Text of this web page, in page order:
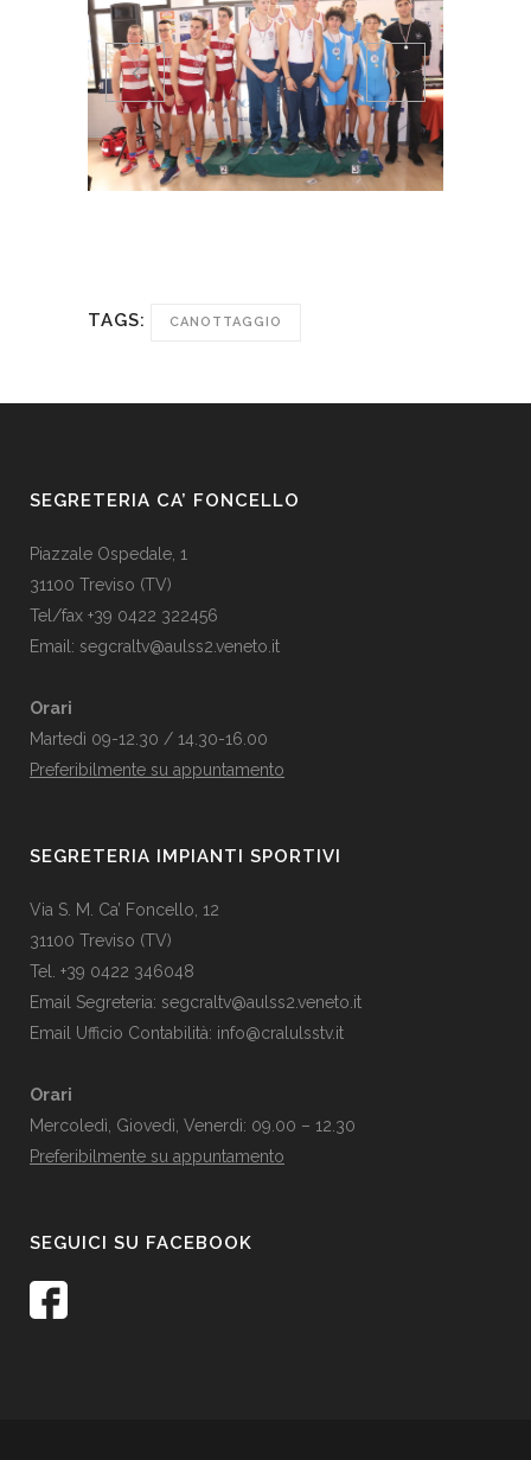
TAGS: CANOTTAGGIO
SEGRETERIA CA’ FONCELLO
Piazzale Ospedale, 1
31100 Treviso (TV)
Tel/fax +39 0422 322456
Email: segcraltv@aulss2.veneto.it
Orari
Martedì 09-12.30 / 14.30-16.00
Preferibilmente su appuntamento
SEGRETERIA IMPIANTI SPORTIVI
Via S. M. Ca’ Foncello, 12
31100 Treviso (TV)
Tel. +39 0422 346048
Email Segreteria: segcraltv@aulss2.veneto.it
Email Ufficio Contabilità: info@cralulsstv.it
Orari
Mercoledì, Giovedì, Venerdì: 09.00 – 12.30
Preferibilmente su appuntamento
SEGUICI SU FACEBOOK